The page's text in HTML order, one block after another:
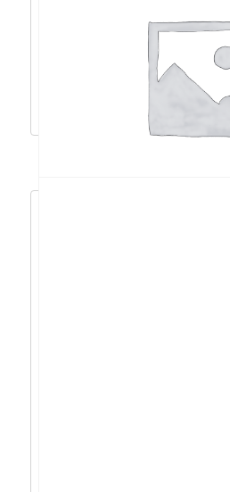
tipkovnica –
12,63
Dodaj u